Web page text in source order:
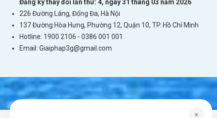
Đăng ký thay đổi lần thứ: 4, ngày 31 tháng 03 năm 2026
226 Đường Láng, Đống Đa, Hà Nội
137 Đường Hòa Hưng, Phường 12, Quận 10, TP. Hồ Chí Minh
Hotline: 1900 2106 - 0386 001 001
Email: Giaiphap3g@gmail.com
×